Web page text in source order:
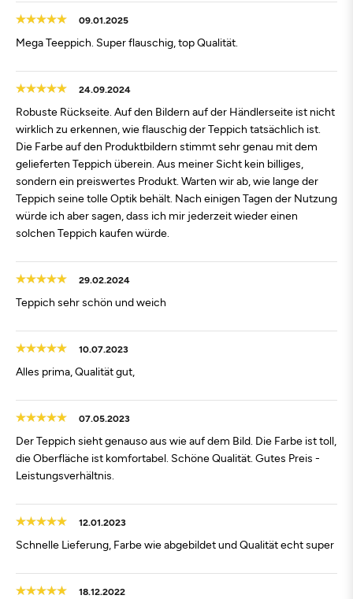
09.01.2025
Mega Teeppich. Super flauschig, top Qualität.
24.09.2024
Robuste Rückseite. Auf den Bildern auf der Händlerseite ist nicht
wirklich zu erkennen, wie flauschig der Teppich tatsächlich ist.
Die Farbe auf den Produktbildern stimmt sehr genau mit dem
gelieferten Teppich überein. Aus meiner Sicht kein billiges,
sondern ein preiswertes Produkt. Warten wir ab, wie lange der
Teppich seine tolle Optik behält. Nach einigen Tagen der Nutzung
würde ich aber sagen, dass ich mir jederzeit wieder einen
solchen Teppich kaufen würde.
29.02.2024
Teppich sehr schön und weich
10.07.2023
Alles prima, Qualität gut,
07.05.2023
Der Teppich sieht genauso aus wie auf dem Bild. Die Farbe ist toll,
die Oberfläche ist komfortabel. Schöne Qualität. Gutes Preis -
Leistungsverhältnis.
12.01.2023
Schnelle Lieferung, Farbe wie abgebildet und Qualität echt super
18.12.2022